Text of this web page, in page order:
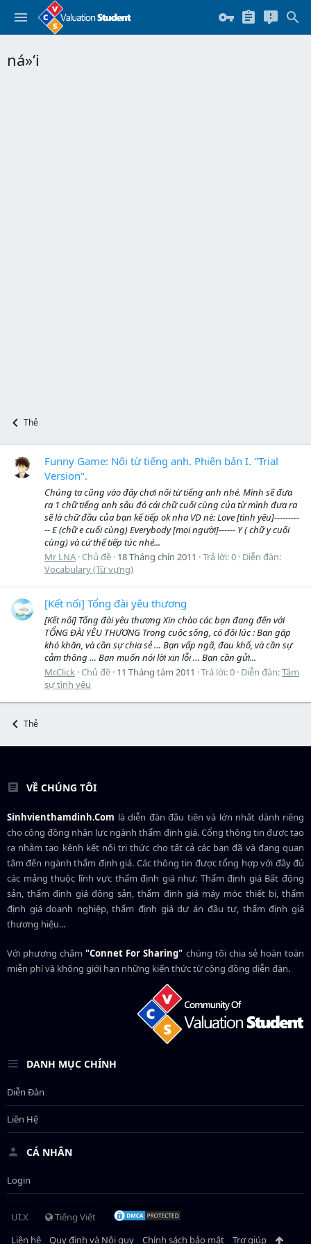
ná»‘i
Thẻ
Funny Game: Nối từ tiếng anh. Phiên bản I. "Trial
Version".
Chúng ta cũng vào đây chơi nối từ tiếng anh nhé. Mình sẽ đưa
ra 1 chữ tiếng anh sâu đó cái chữ cuối cùng của từ mình đưa ra
sẽ là chữ đầu của bạn kế tiếp ok nha VD nè: Love [tình yêu]---------
-- E (chữ e cuối cùng) Everybody [mọi người]------ Y ( chữ y cuối
cùng) và cứ thế tiếp túc nhé...
Mr LNA Chủ đề 18 Tháng chín 2011 Trả lời: 0 Diễn đàn:
Vocabulary (Từ vựng)
[Kết nối] Tổng đài yêu thương
[Kết nối] Tổng đài yêu thương Xin chào các bạn đang đến với
TỔNG ĐÀI YÊU THƯƠNG Trong cuộc sống, có đôi lúc : Bạn gặp
khó khăn, và cần sự chia sẻ … Bạn vấp ngã, đau khổ, và cần sự
cảm thông … Bạn muốn nói lời xin lỗi … Bạn cần gửi...
Mr.Click Chủ đề 11 Tháng tám 2011 Trả lời: 0 Diễn đàn:Tâm
sự tình yêu
Thẻ
VỀ CHÚNG TÔI
Sinhvienthamdinh.Com là diễn đàn đầu tiên và lớn nhất dành riêng
cho cộng đồng nhân lực ngànhthẩm định giá. Cổng thông tin được tạo
ra nhằm tạo kênh kết nối tri thức cho tất cả các bạn đã và đang quan
tâm đến ngành thẩm định giá. Các thông tin được tổng hợp với đầy đủ
các mảng thuộc lĩnh vực thẩm định giá như: Thẩm định giá Bất động
sản, thẩm định giá động sản, thẩm định giá máy móc thiết bị, thẩm
định giá doanh nghiệp, thẩm định giá dự án đầu tư, thẩm định giá
thương hiệu...
Với phương châm"Connet For Sharing" chúng tôi chia sẻ hoàn toàn
miễn phí và không giới hạn những kiến thức từ cộng đồng diễn đàn.
DANH MỤC CHÍNH
Diễn Đàn
Liên Hệ
CÁ NHÂN
Login
UI.X
Tiếng Việt
Liên hệ
Quy định và Nội quy Chính sách bảo mật Trợ giúp